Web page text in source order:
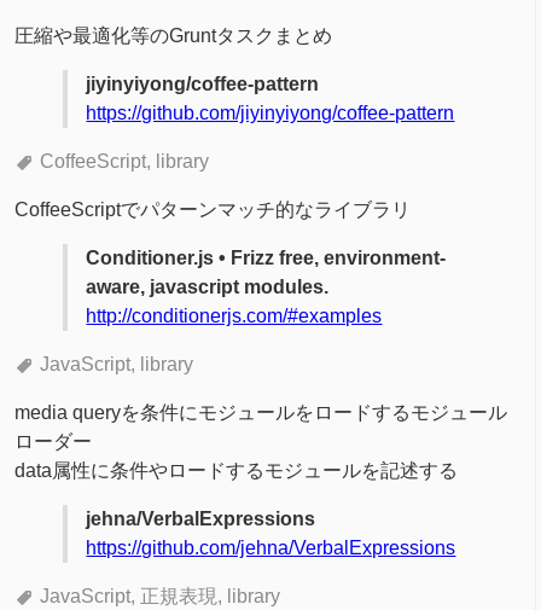
圧縮や最適化等のGruntタスクまとめ
jiyinyiyong/coffee-pattern
https://github.com/jiyinyiyong/coffee-pattern
CoffeeScript library
CoffeeScriptでパターンマッチ的なライブラリ
Conditioner.js • Frizz free, environment-
aware, javascript modules.
http://conditionerjs.com/#examples
JavaScript library
media queryを条件にモジュールをロードするモジュール
ローダー
data属性に条件やロードするモジュールを記述する
jehna/VerbalExpressions
https://github.com/jehna/VerbalExpressions
JavaScript 正規表現 library